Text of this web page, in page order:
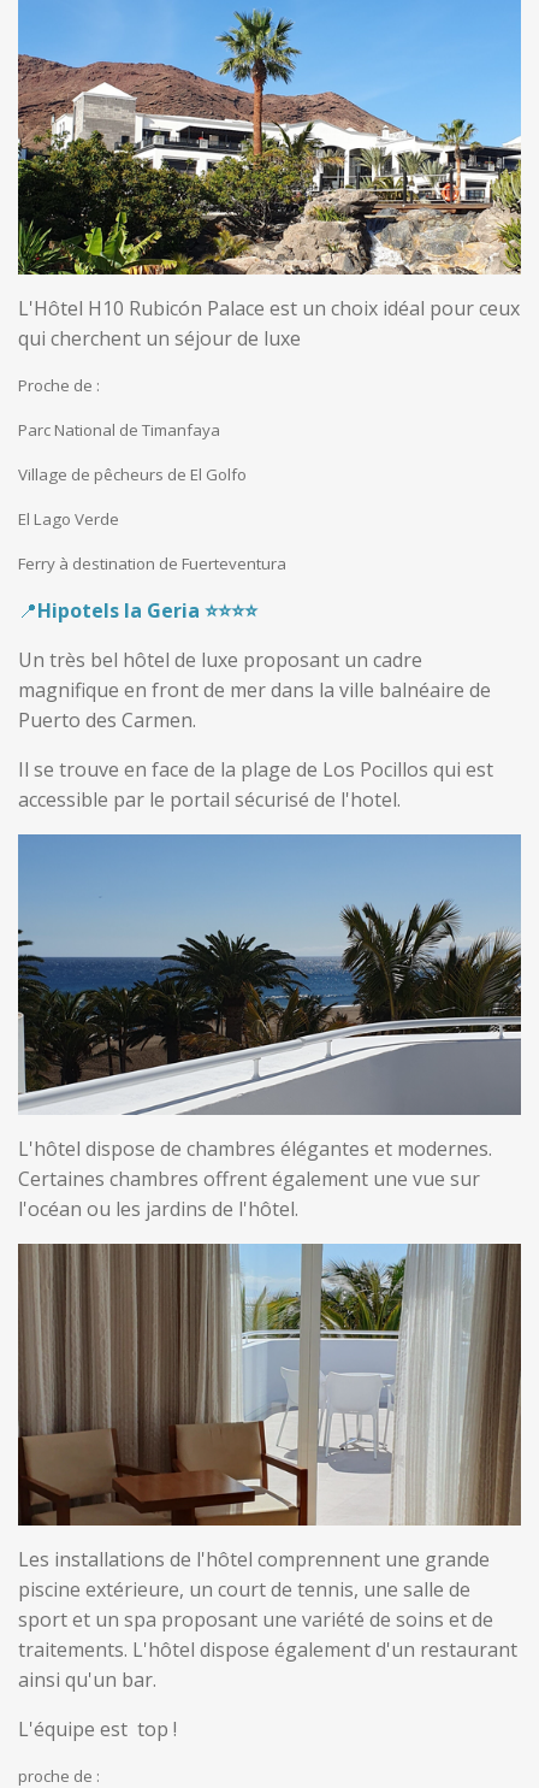
L'Hôtel H10 Rubicón Palace est un choix idéal pour ceux
qui cherchent un séjour de luxe
Proche de :
Parc National de Timanfaya
Village de pêcheurs de El Golfo
El Lago Verde
Ferry à destination de Fuerteventura
📍Hipotels la Geria ⭐️⭐️⭐️⭐️
Un très bel hôtel de luxe proposant un cadre
magnifique en front de mer dans la ville balnéaire de
Puerto des Carmen.
Il se trouve en face de la plage de Los Pocillos qui est
accessible par le portail sécurisé de l'hotel.
L'hôtel dispose de chambres élégantes et modernes.
Certaines chambres offrent également une vue sur
l'océan ou les jardins de l'hôtel.
Les installations de l'hôtel comprennent une grande
piscine extérieure, un court de tennis, une salle de
sport et un spa proposant une variété de soins et de
traitements. L'hôtel dispose également d'un restaurant
ainsi qu'un bar.
L'équipe est top !
proche de :